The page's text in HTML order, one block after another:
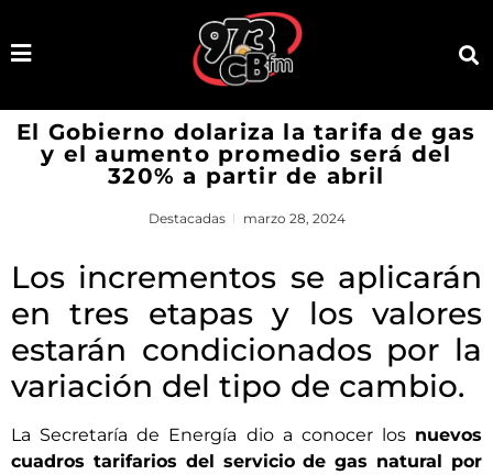
El Gobierno dolariza la tarifa de gas
y el aumento promedio será del
320% a partir de abril
Destacadas marzo 28, 2024
Los incrementos se aplicarán
en tres etapas y los valores
estarán condicionados por la
variación del tipo de cambio.
La Secretaría de Energía dio a conocer los nuevos
cuadros tarifarios del servicio de gas natural por